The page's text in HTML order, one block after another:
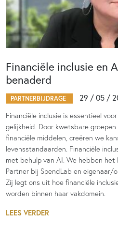
Financiële inclusie en
benaderd
PARTNERBIJDRAGE 29 / 05 /
Financiële inclusie is essentieel
gelijkheid. Door kwetsbare
financiële middelen, creëren we
levensstandaarden. Financiële
met behulp van AI. We hebben het
Partner bij SpendLab en eigenaar/
Zij legt ons uit hoe financiële
worden binnen haar vakdomein.
LEES VERDER